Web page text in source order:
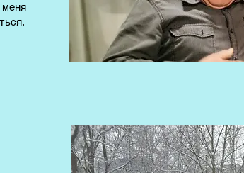
меня